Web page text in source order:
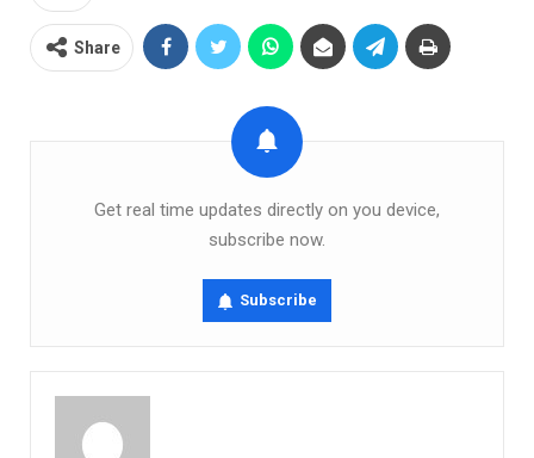
Share
Get real time updates directly on you device,
subscribe now.
Subscribe